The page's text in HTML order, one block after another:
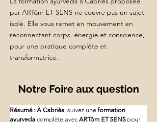
par ARTôm ET SENS ne couvre pas un sujet
isolé. Elle vous remet en mouvement en
reconnectant corps, énergie et conscience,
pour une pratique complète et
transformatrice.
Notre Foire aux question
Résumé : À Cabriès, suivez une formation
ayurveda complète avec ARTôm ET SENS pour